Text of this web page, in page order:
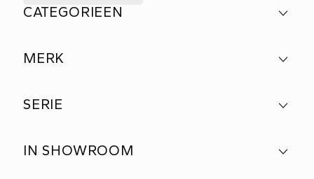
CATEGORIEEN
MERK
SERIE
IN SHOWROOM